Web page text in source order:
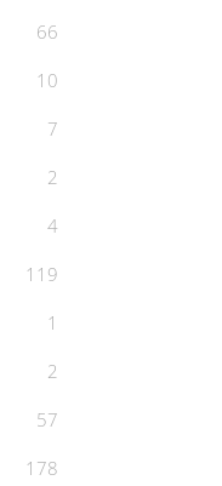
66
10
7
2
4
119
1
2
57
178